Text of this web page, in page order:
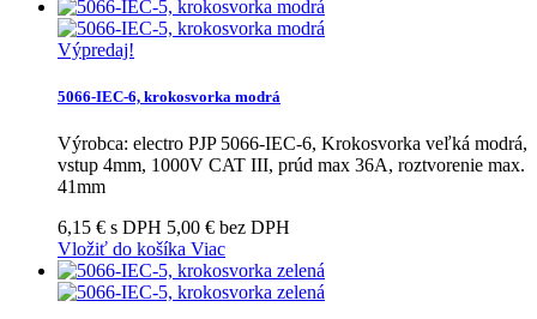
Výpredaj!
5066-IEC-6, krokosvorka modrá
Výrobca: electro PJP 5066-IEC-6, Krokosvorka veľká modrá,
vstup 4mm, 1000V CAT III, prúd max 36A, roztvorenie max.
41mm
6,15 € s DPH 5,00 € bez DPH
Vložiť do košíka Viac